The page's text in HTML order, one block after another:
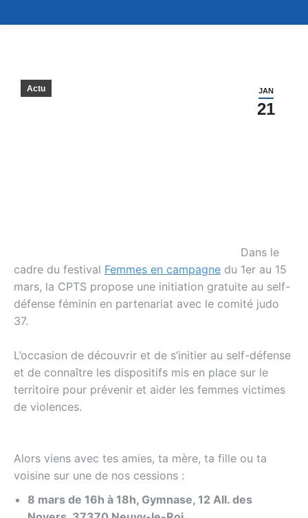
JAN
21
Actu
Dans le
cadre du festival Femmes en campagne du 1er au 15
mars, la CPTS propose une initiation gratuite au self-
défense féminin en partenariat avec le comité judo
37.
L’occasion de découvrir et de s’initier au self-défense
et de connaître les dispositifs mis en place sur le
territoire pour prévenir et aider les femmes victimes
de violences.
Alors viens avec tes amies, ta mère, ta fille ou ta
voisine sur une de nos cessions :
8 mars de 16h à 18h, Gymnase, 12 All. des